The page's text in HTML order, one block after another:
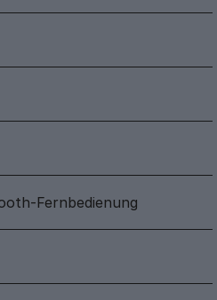
Fernbedienung